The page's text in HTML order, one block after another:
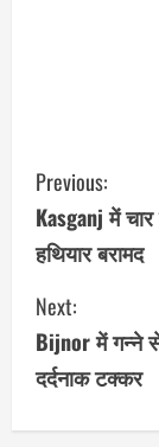
C
o
n
t
i
n
Previous:
Kasganj में
हथियार बरामद
Next:
Bijnor में गन्ने
दर्दनाक टक्कर